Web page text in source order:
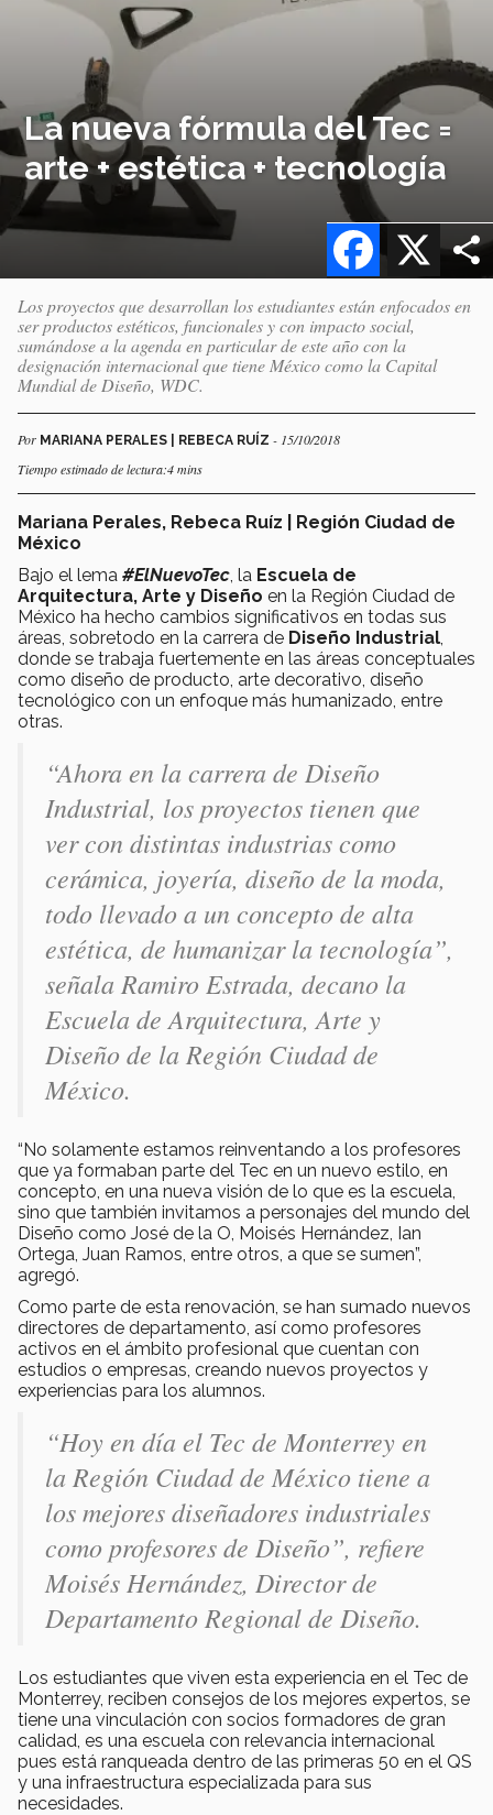
La nueva fórmula del Tec =
arte + estética + tecnología
X
Facebook
Los proyectos que desarrollan los estudiantes están enfocados en
ser productos estéticos, funcionales y con impacto social,
sumándose a la agenda en particular de este año con la
designación internacional que tiene México como la Capital
Mundial de Diseño, WDC.
Por MARIANA PERALES | REBECA RUÍZ - 15/10/2018
Tiempo estimado de lectura:4 mins
Mariana Perales, Rebeca Ruíz | Región Ciudad de
México
Bajo el lema #ElNuevoTec , la Escuela de
Arquitectura, Arte y Diseño en la Región Ciudad de
México ha hecho cambios significativos en todas sus
áreas, sobretodo en la carrera de Diseño Industrial
donde se trabaja fuertemente en las áreas conceptuales
como diseño de producto, arte decorativo, diseño
tecnológico con un enfoque más humanizado, entre
otras.
“Ahora en la carrera de Diseño
Industrial, los proyectos tienen que
ver con distintas industrias como
cerámica, joyería, diseño de la moda,
todo llevado a un concepto de alta
estética, de humanizar la tecnología”,
señala Ramiro Estrada, decano la
Escuela de Arquitectura, Arte y
Diseño de la Región Ciudad de
México.
“No solamente estamos reinventando a los profesores
que ya formaban parte del Tec en un nuevo estilo, en
concepto, en una nueva visión de lo que es la escuela,
sino que también invitamos a personajes del mundo del
Diseño como José de la O, Moisés Hernández, Ian
Ortega, Juan Ramos, entre otros, a que se sumen”,
agregó.
Como parte de esta renovación, se han sumado nuevos
directores de departamento, así como profesores
activos en el ámbito profesional que cuentan con
estudios o empresas, creando nuevos proyectos y
experiencias para los alumnos.
“Hoy en día el Tec de Monterrey en
la Región Ciudad de México tiene a
los mejores diseñadores industriales
como profesores de Diseño”, refiere
Moisés Hernández, Director de
Departamento Regional de Diseño.
Los estudiantes que viven esta experiencia en el Tec de
Monterrey, reciben consejos de los mejores expertos, se
tiene una vinculación con socios formadores de gran
calidad, es una escuela con relevancia internacional
pues está ranqueada dentro de las primeras 50 en el QS
y una infraestructura especializada para sus
necesidades.